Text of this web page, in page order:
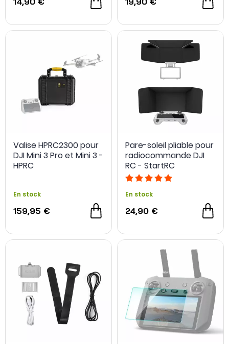
Valise HPRC2300 pour
DJI Mini 3 Pro et Mini 3 -
HPRC
En stock
159,95 €
Pare-soleil pliable pour
radiocommande DJI
RC - StartRC
En stock
24,90 €